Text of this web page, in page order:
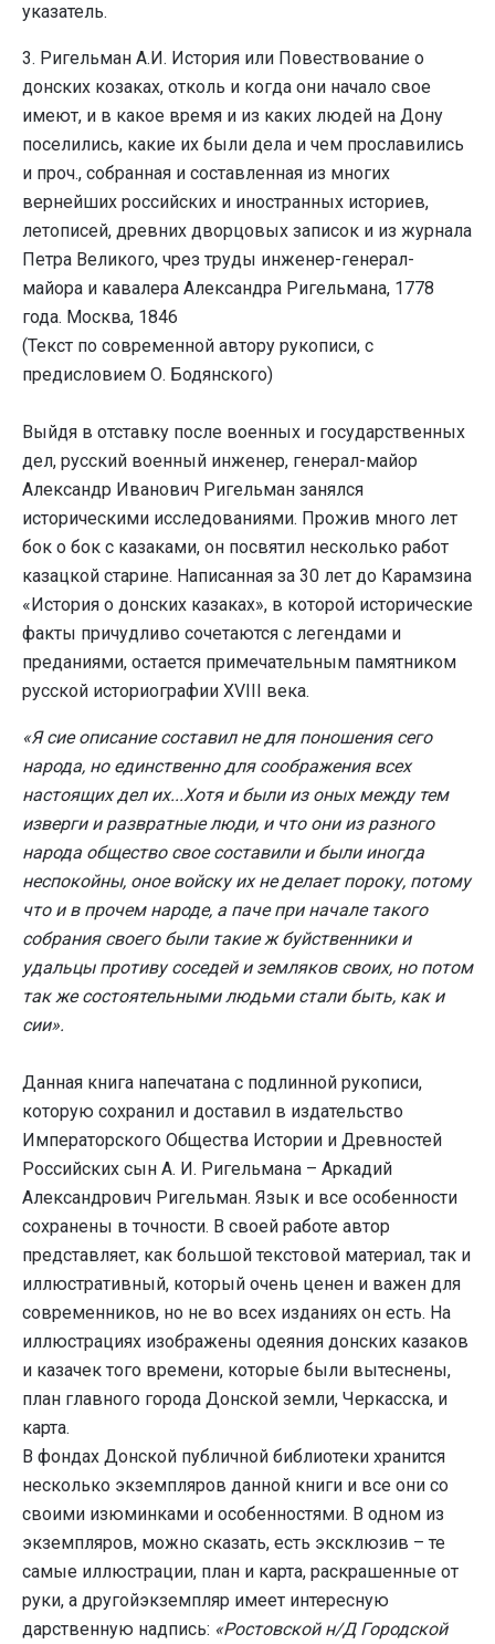
указатель.
3. Ригельман А.И. История или Повествование о
донских козаках, отколь и когда они начало свое
имеют, и в какое время и из каких людей на Дону
поселились, какие их были дела и чем прославились
и проч., собранная и составленная из многих
вернейших российских и иностранных историев,
летописей, древних дворцовых записок и из журнала
Петра Великого, чрез труды инженер-генерал-
майора и кавалера Александра Ригельмана, 1778
года. Москва, 1846
(Текст по современной автору рукописи, с
предисловием О. Бодянского)
Выйдя в отставку после военных и государственных
дел, русский военный инженер, генерал-майор
Александр Иванович Ригельман занялся
историческими исследованиями. Прожив много лет
бок о бок с казаками, он посвятил несколько работ
казацкой старине. Написанная за 30 лет до Карамзина
«История о донских казаках», в которой исторические
факты причудливо сочетаются с легендами и
преданиями, остается примечательным памятником
русской историографии XVIII века.
«Я сие описание составил не для поношения сего
народа, но единственно для соображения всех
настоящих дел их...Хотя и были из оных между тем
изверги и развратные люди, и что они из разного
народа общество свое составили и были иногда
неспокойны, оное войску их не делает пороку, потому
что и в прочем народе, а паче при начале такого
собрания своего были такие ж буйственники и
удальцы противу соседей и земляков своих, но потом
так же состоятельными людьми стали быть, как и
сии».
Данная книга напечатана с подлинной рукописи,
которую сохранил и доставил в издательство
Императорского Общества Истории и Древностей
Российских сын А. И. Ригельмана – Аркадий
Александрович Ригельман. Язык и все особенности
сохранены в точности. В своей работе автор
представляет, как большой текстовой материал, так и
иллюстративный, который очень ценен и важен для
современников, но не во всех изданиях он есть. На
иллюстрациях изображены одеяния донских казаков
и казачек того времени, которые были вытеснены,
план главного города Донской земли, Черкасска, и
карта.
В фондах Донской публичной библиотеки хранится
несколько экземпляров данной книги и все они со
своими изюминками и особенностями. В одном из
экземпляров, можно сказать, есть эксклюзив – те
самые иллюстрации, план и карта, раскрашенные от
руки, а другойэкземпляр имеет интересную
дарственную надпись: «Ростовской н/Д Городской